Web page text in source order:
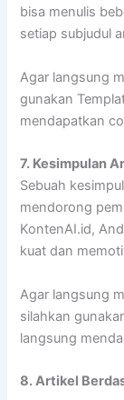
bisa menulis
setiap subjudul
Agar langsung
gunakan
mendapatkan
7. Kesimpulan
Sebuah
mendorong
KontenAI.id,
kuat dan
Agar langsung
silahkan
langsung
8. Artikel